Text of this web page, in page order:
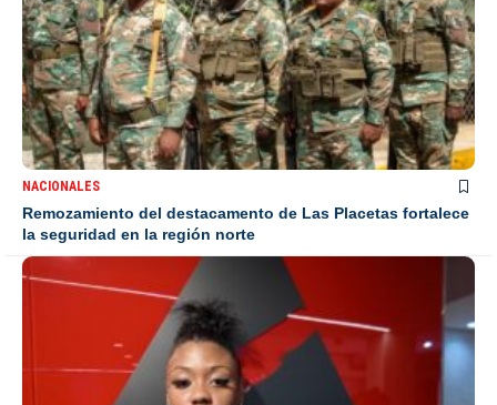
NACIONALES
Remozamiento del destacamento de Las Placetas fortalece
la seguridad en la región norte